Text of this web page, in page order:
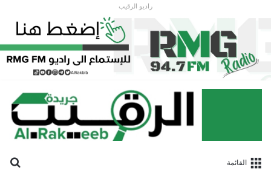
راديو الرقيب
القائمة